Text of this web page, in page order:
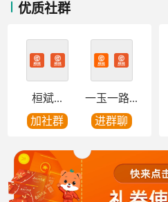
优质社群
桓斌...
加社群
一玉一路...
进群聊